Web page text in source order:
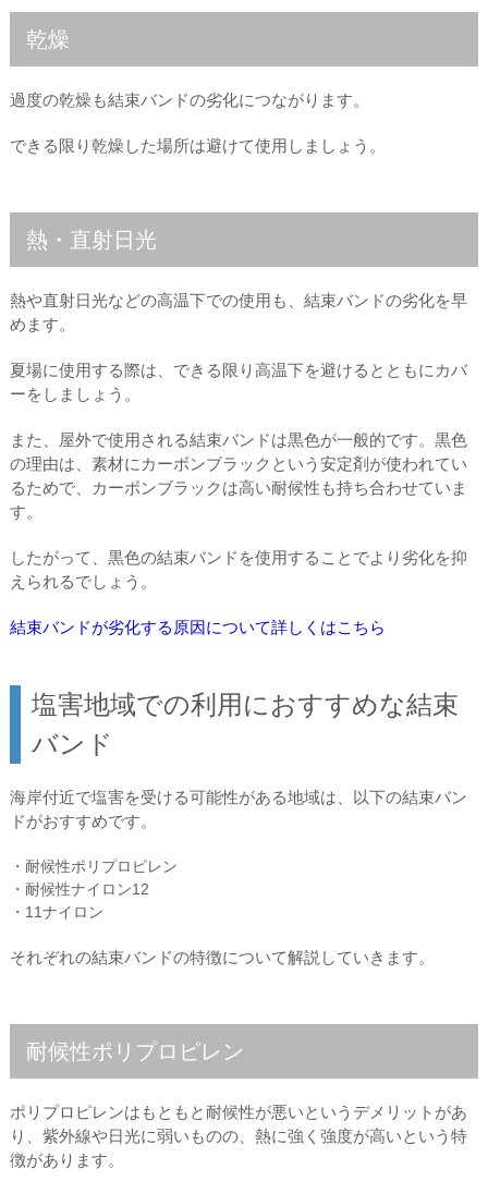
乾燥
過度の乾燥も結束バンドの劣化につながります。
できる限り乾燥した場所は避けて使用しましょう。
熱・直射日光
熱や直射日光などの高温下での使用も、結束バンドの劣化を早
めます。
夏場に使用する際は、できる限り高温下を避けるとともにカバ
ーをしましょう。
また、屋外で使用される結束バンドは黒色が一般的です。黒色
の理由は、素材にカーボンブラックという安定剤が使われてい
るためで、カーボンブラックは高い耐候性も持ち合わせていま
す。
したがって、黒色の結束バンドを使用することでより劣化を抑
えられるでしょう。
結束バンドが劣化する原因について詳しくはこちら
塩害地域での利用におすすめな結束
バンド
海岸付近で塩害を受ける可能性がある地域は、以下の結束バン
ドがおすすめです。
・耐候性ポリプロピレン
・耐候性ナイロン12
・11ナイロン
それぞれの結束バンドの特徴について解説していきます。
耐候性ポリプロピレン
ポリプロピレンはもともと耐候性が悪いというデメリットがあ
り、紫外線や日光に弱いものの、熱に強く強度が高いという特
徴があります。